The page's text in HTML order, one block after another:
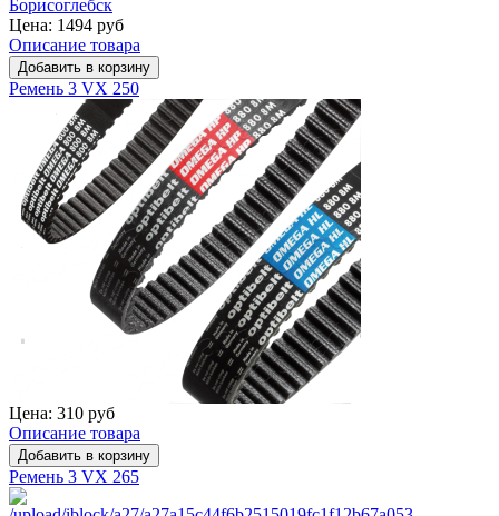
Цена: 1494 руб
Описание товара
Ремень 3 VX 250
Цена: 310 руб
Описание товара
Ремень 3 VX 265